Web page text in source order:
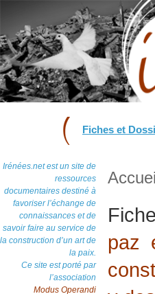
Fiches et
Irénées.net est un site de
ressources
documentaires destiné à
favoriser l’échange de
connaissances et de
savoir faire au service de
la construction d’un art de
la paix.
Ce site est porté par
l’association
Modus Operandi
paz